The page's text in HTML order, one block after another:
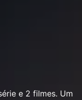
e 2 filmes. Um